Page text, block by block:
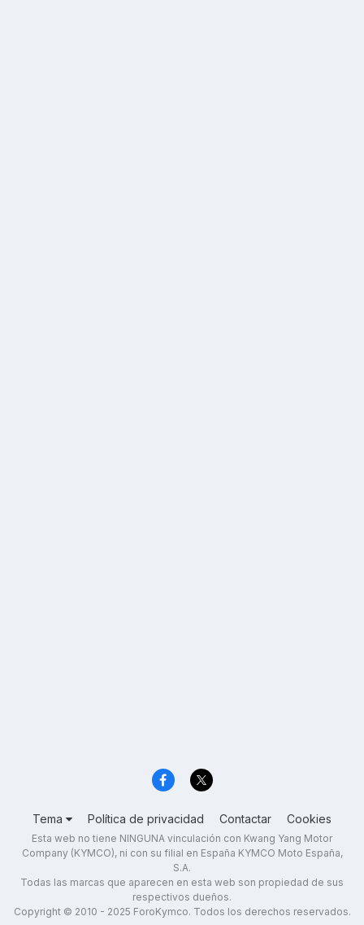
Tema Política de privacidad Contactar Cookies
Esta web no tiene NINGUNA vinculación con Kwang Yang Motor
Company (KYMCO), ni con su filial en España KYMCO Moto España,
S.A.
Todas las marcas que aparecen en esta web son propiedad de sus
respectivos dueños.
Copyright © 2010 - 2025 ForoKymco. Todos los derechos reservados.